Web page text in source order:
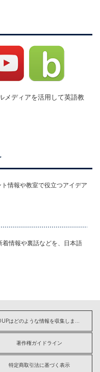
メディアを活用して英語教
情報や教室で役立つアイデア
情報や裏話などを、日本語
OUPはどのような情報を収集しますか?
著作権ガイドライン
特定商取引法に基づく表示